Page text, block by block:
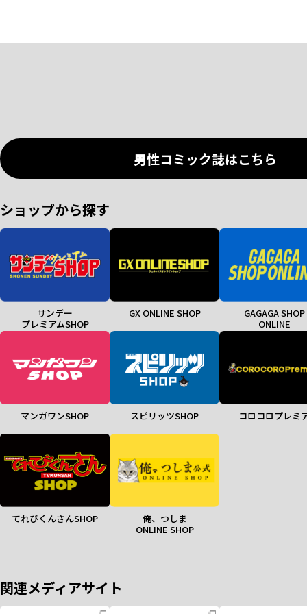
男性コミック誌はこちら
ショップから探す
サンデー
プレミアムSHOP
GX ONLINE SHOP
GAGAGA SHOP
ONLINE
マンガワンSHOP スピリッツSHOP コロコロプレミ
てれびくんさんSHOP
俺、つしま
ONLINE SHOP
関連メディアサイト